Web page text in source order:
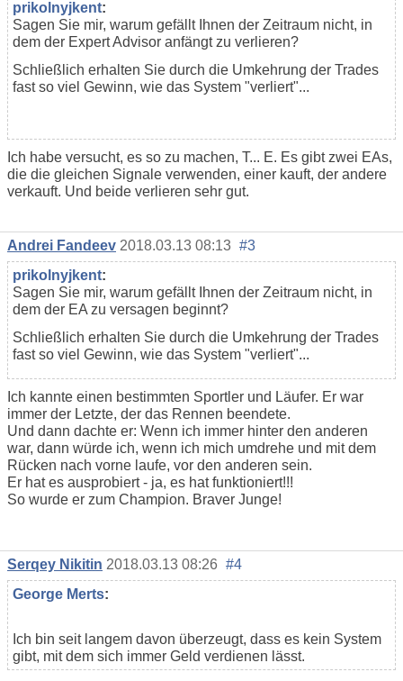
prikolnyjkent:
Sagen Sie mir, warum gefällt Ihnen der Zeitraum nicht, in
dem der Expert Advisor anfängt zu verlieren?
Schließlich erhalten Sie durch die Umkehrung der Trades
fast so viel Gewinn, wie das System "verliert"...
Ich habe versucht, es so zu machen, T... Е. Es gibt zwei EAs,
die die gleichen Signale verwenden, einer kauft, der andere
verkauft. Und beide verlieren sehr gut.
Andrei Fandeev 2018.03.13 08:13 #3
prikolnyjkent:
Sagen Sie mir, warum gefällt Ihnen der Zeitraum nicht, in
dem der EA zu versagen beginnt?
Schließlich erhalten Sie durch die Umkehrung der Trades
fast so viel Gewinn, wie das System "verliert"...
Ich kannte einen bestimmten Sportler und Läufer. Er war
immer der Letzte, der das Rennen beendete.
Und dann dachte er: Wenn ich immer hinter den anderen
war, dann würde ich, wenn ich mich umdrehe und mit dem
Rücken nach vorne laufe, vor den anderen sein.
Er hat es ausprobiert - ja, es hat funktioniert!!!
So wurde er zum Champion. Braver Junge!
Serqey Nikitin 2018.03.13 08:26 #4
George Merts:
Ich bin seit langem davon überzeugt, dass es kein System
gibt, mit dem sich immer Geld verdienen lässt.